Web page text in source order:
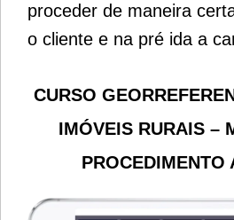
proceder de maneira
o cliente e na pré ida a
CURSO
IMÓVEIS RURAIS –
PROCEDIMENTO